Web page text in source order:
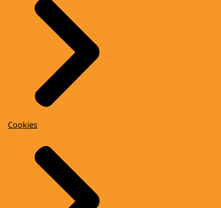
Cookies